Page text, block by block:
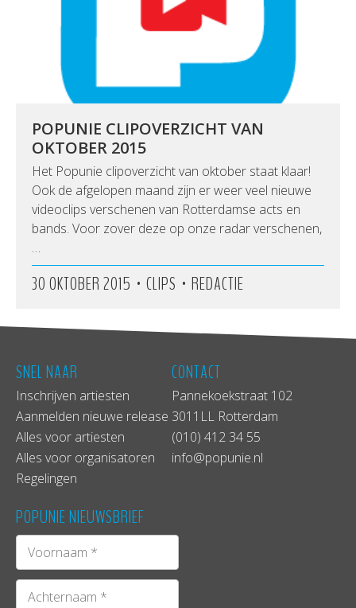
POPUNIE CLIPOVERZICHT VAN
OKTOBER 2015
Het Popunie clipoverzicht van oktober staat klaar!
Ook de afgelopen maand zijn er weer veel nieuwe
videoclips verschenen van Rotterdamse acts en
bands. Voor zover deze op onze radar verschenen,
…
30 OKTOBER 2015 • CLIPS • REDACTIE
SNEL NAAR
Inschrijven artiesten
Aanmelden nieuwe release
Alles voor artiesten
Alles voor organisatoren
Regelingen
CONTACT
Pannekoekstraat 102
3011LL Rotterdam
(010) 412 34 55
info@popunie.nl
POPUNIE NIEUWSBRIEF